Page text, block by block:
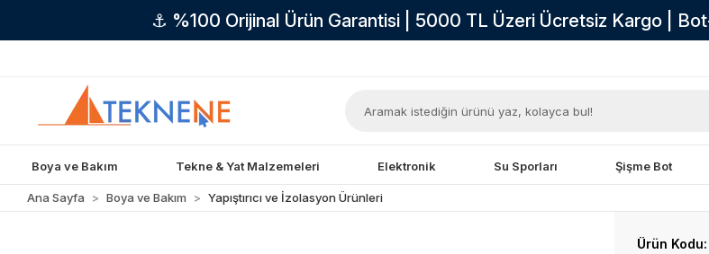
⚓ %100 Orijinal Ürün Garantisi | 5000 TL Üzeri Ücretsiz Kargo |
Boya ve Bakım Tekne & Yat Malzemeleri Elektronik Su Sporları Şişme Bot
Ana Sayfa Boya ve Bakım Yapıştırıcı ve İzolasyon Ürünleri
Ürün Kodu: